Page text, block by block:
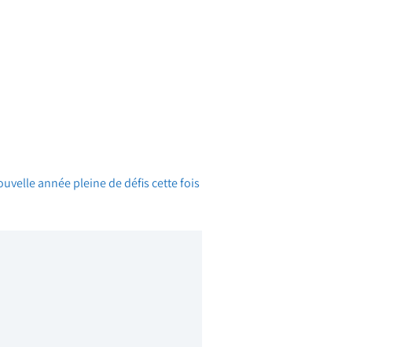
année pleine de défis cette fois